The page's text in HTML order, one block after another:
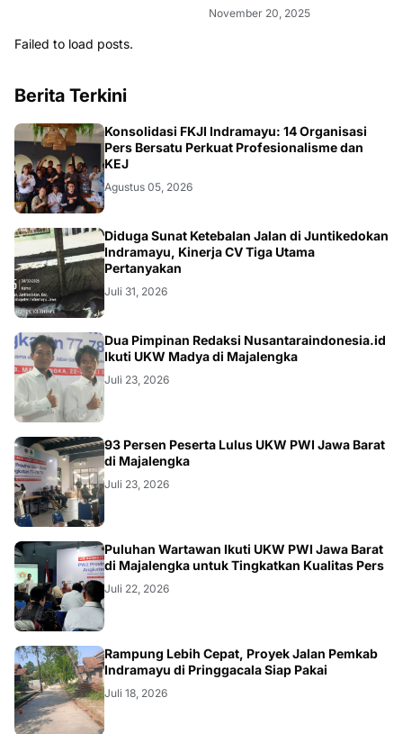
November 20, 2025
Failed to load posts.
Berita Terkini
Konsolidasi FKJI Indramayu: 14 Organisasi
Pers Bersatu Perkuat Profesionalisme dan
KEJ
Agustus 05, 2026
KRIMINAL
Diduga Sunat Ketebalan Jalan di Juntikedokan
Indramayu, Kinerja CV Tiga Utama
Pertanyakan
Juli 31, 2026
Dua Pimpinan Redaksi Nusantaraindonesia.id
Ikuti UKW Madya di Majalengka
Juli 23, 2026
93 Persen Peserta Lulus UKW PWI Jawa Barat
di Majalengka
Juli 23, 2026
Puluhan Wartawan Ikuti UKW PWI Jawa Barat
di Majalengka untuk Tingkatkan Kualitas Pers
Juli 22, 2026
LOKAL
Rampung Lebih Cepat, Proyek Jalan Pemkab
Indramayu di Pringgacala Siap Pakai
Juli 18, 2026